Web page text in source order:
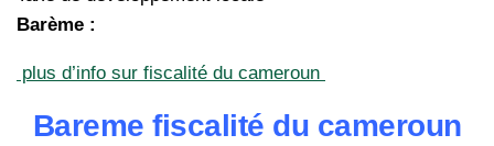
Barème :
plus d’info sur fiscalité du cameroun
Bareme fiscalité du cameroun